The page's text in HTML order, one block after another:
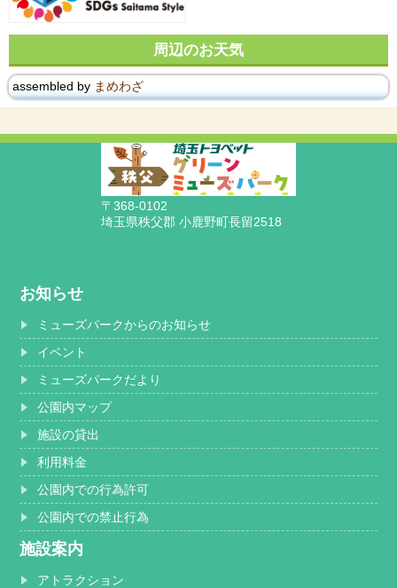
周辺のお天気
assembled by まめわざ
〒368-0102
埼玉県秩父郡 小鹿野町長留2518
お知らせ
ミューズパークからのお知らせ
イベント
ミューズパークだより
公園内マップ
施設の貸出
利用料金
公園内での行為許可
公園内での禁止行為
施設案内
アトラクション